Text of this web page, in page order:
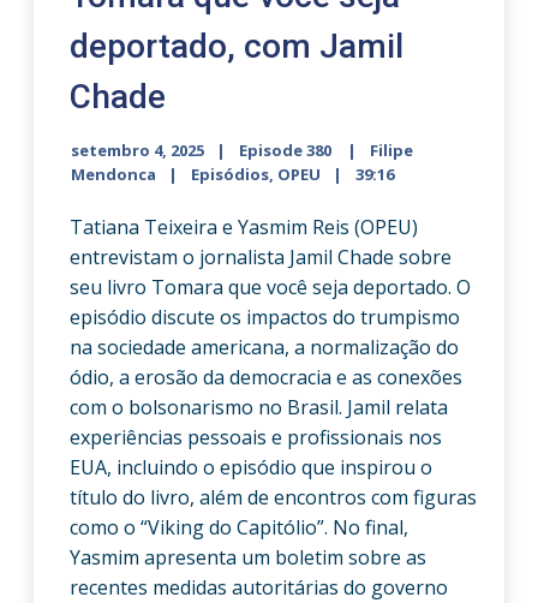
deportado, com Jamil
Chade
setembro 4, 2025 Episode 380
Filipe
Mendonca
Episódios, OPEU 39:16
Tatiana Teixeira e Yasmim Reis (OPEU)
entrevistam o jornalista Jamil Chade sobre
seu livro Tomara que você seja deportado. O
episódio discute os impactos do trumpismo
na sociedade americana, a normalização do
ódio, a erosão da democracia e as conexões
com o bolsonarismo no Brasil. Jamil relata
experiências pessoais e profissionais nos
EUA, incluindo o episódio que inspirou o
título do livro, além de encontros com figuras
como o “Viking do Capitólio”. No final,
Yasmim apresenta um boletim sobre as
recentes medidas autoritárias do governo